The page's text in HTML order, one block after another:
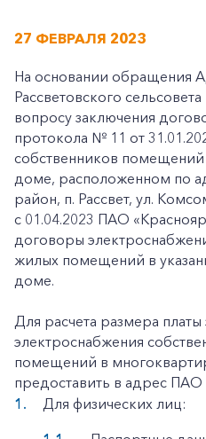
27 ФЕВРАЛЯ 2023
На основании обращения
Рассветовского
вопросу заключения
протокола № 11 от
собственников
доме, расположенном по
район, п. Рассвет, ул.
с 01.04.2023 ПАО
договоры
жилых помещений в
доме.
Для расчета размера платы
электроснабжения
помещений в
предоставить в адрес ПАО
Для физических лиц: